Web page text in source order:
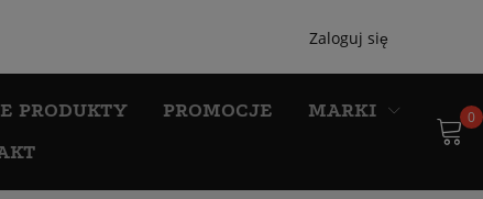
Zaloguj się
PRODUKTY PROMOCJE
MARKI
0